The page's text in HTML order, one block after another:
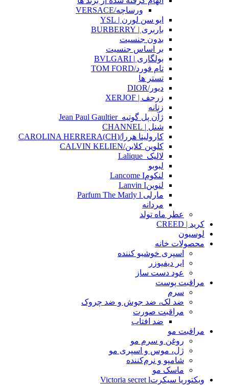
ورساچه/VERSACE
ایو سن لورن | YSL
باربری | BURBERRY
بدون جنسیت
بر اساس جنسیت
بولگاری | BVLGARI
تام فورد/TOM FORD
تستر ها
دیور/DIOR
زرجف | XERJOF
زنانه
ژآن پل گوتیه_Jean Paul Gaultier
شنل | CHANNEL
کارولینا هررا/(CH)CAROLINA HERRERA
کلوین کلاین/CALVIN KELIEN
لالیک_Lalique
لبوبو
لنکومLancome I
لنوینLanvin I
مارلی Parfum The Marly l
مردانه
عطر ماه تولد
کرید | CREED
لوسیون
محصولات خانه
اسپری خوشبو کننده
ایر دیفیوزر
عود دست ساز
مراقبت پوست
سرم
ضد لک، ضد جوش و ضد چروک
مراقبت صورت
ضد افتاب
مراقبت مو
روغن و سرم مو
ژل، موس و اسپری مو
شامپو و نرم‌کننده
ماسک مو
ویکتوریا سیکرتVictoria secret l